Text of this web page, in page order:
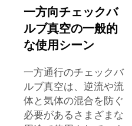
一方向チェックバ
ルブ真空の一般的
な使用シーン
一方通行のチェックバ
ルブ真空は、逆流や流
体と気体の混合を防ぐ
必要があるさまざまな